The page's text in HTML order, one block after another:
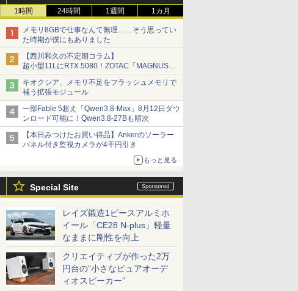
1時間 24時間 1週間 1カ月
メモリ8GBで仕事なんて無理……そう思ってい
た時期が僕にもありました
【西川和久の不定期コラム】
超小型11LにRTX 5080！ZOTAC「MAGNUS
ONE」最上位機の実力を探る
キオクシア、メモリ不足をフラッシュメモリで
補う拡張モジュール
一部Fable 5超え「Qwen3.8-Max」8月12日ダウ
ンロード可能に！Qwen3.8-27Bも順次
【本日みつけたお買い得品】Ankerのソーラー
パネル付き監視カメラが4千円引き
もっと見る
Special Site
レイズ鍛造1ピースアルミホ
イール「CE28 N-plus」軽量
なままに剛性を向上
クリエイティブが作った2万
円台の“小さなピュアオーデ
ィオスピーカー”